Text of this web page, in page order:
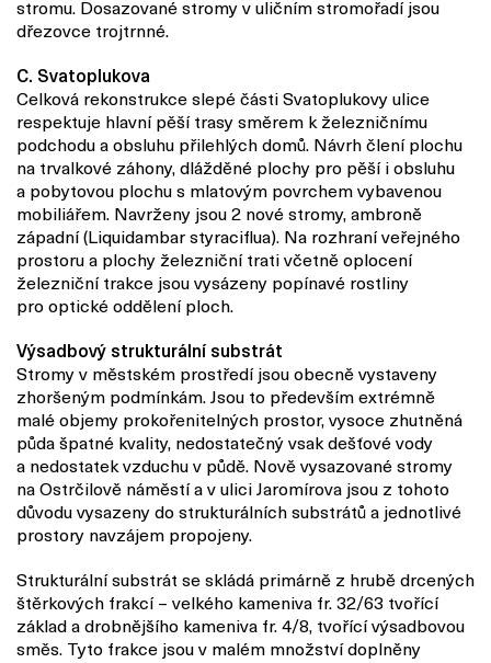
stromu. Dosazované stromy v uličním stromořadí jsou
dřezovce trojtrnné.
C. Svatoplukova
Celková rekonstrukce slepé části Svatoplukovy ulice
respektuje hlavní pěší trasy směrem k železničnímu
podchodu a obsluhu přilehlých domů. Návrh člení plochu
na trvalkové záhony, dlážděné plochy pro pěší i obsluhu
a pobytovou plochu s mlatovým povrchem vybavenou
mobiliářem. Navrženy jsou 2 nové stromy, ambroně
západní (Liquidambar styraciflua). Na rozhraní veřejného
prostoru a plochy železniční trati včetně oplocení
železniční trakce jsou vysázeny popínavé rostliny
pro optické oddělení ploch.
Výsadbový strukturální substrát
Stromy v městském prostředí jsou obecně vystaveny
zhoršeným podmínkám. Jsou to především extrémně
malé objemy prokořenitelných prostor, vysoce zhutněná
půda špatné kvality, nedostatečný vsak dešťové vody
a nedostatek vzduchu v půdě. Nově vysazované stromy
na Ostrčilově náměstí a v ulici Jaromírova jsou z tohoto
důvodu vysazeny do strukturálních substrátů a jednotlivé
prostory navzájem propojeny.
Strukturální substrát se skládá primárně z hrubě drcených
štěrkových frakcí – velkého kameniva fr. 32/63 tvořící
základ a drobnějšího kameniva fr. 4/8, tvořící výsadbovou
směs. Tyto frakce jsou v malém množství doplněny